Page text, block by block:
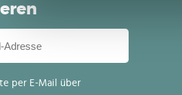
per E-Mail über